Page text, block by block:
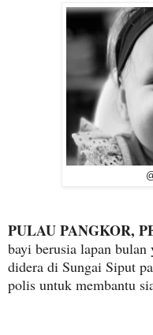
PULAU PANGKOR,
bayi berusia lapan
didera di Sungai Siput
polis untuk membantu